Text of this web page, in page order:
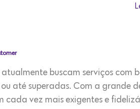
atualmente buscam serviços com
até superadas. Com a grande
cada vez mais exigentes e